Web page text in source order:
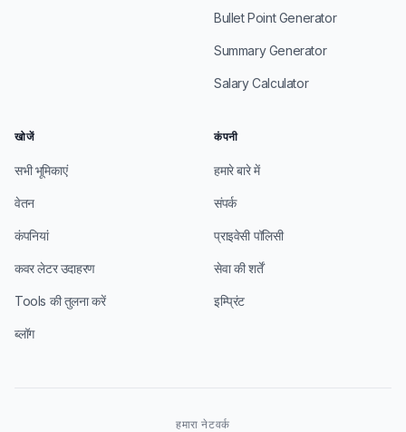
Bullet Point Generator
Summary Generator
Salary Calculator
खोजें
सभी भूमिकाएं
वेतन
कंपनियां
कवर लेटर उदाहरण
Tools की तुलना करें
ब्लॉग
कंपनी
हमारे बारे में
संपर्क
प्राइवेसी पॉलिसी
सेवा की शर्तें
इम्प्रिंट
हमारा नेटवर्क